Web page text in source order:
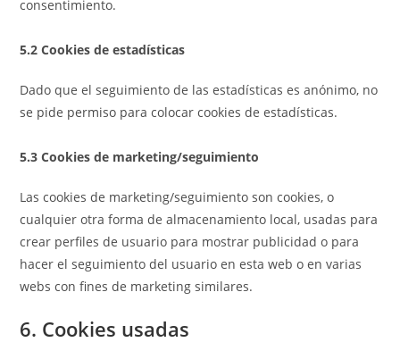
consentimiento.
5.2 Cookies de estadísticas
Dado que el seguimiento de las estadísticas es anónimo, no
se pide permiso para colocar cookies de estadísticas.
5.3 Cookies de marketing/seguimiento
Las cookies de marketing/seguimiento son cookies, o
cualquier otra forma de almacenamiento local, usadas para
crear perfiles de usuario para mostrar publicidad o para
hacer el seguimiento del usuario en esta web o en varias
webs con fines de marketing similares.
6. Cookies usadas